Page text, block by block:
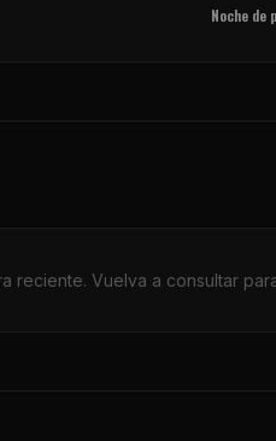
Noche de
reciente. Vuelva a consultar